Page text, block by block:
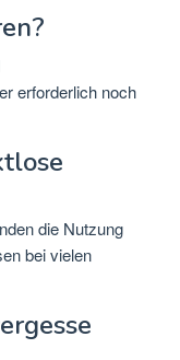
erforderlich noch
die Nutzung
bei vielen